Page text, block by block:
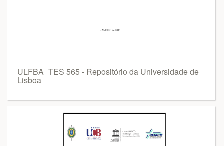
ULFBA_TES 565 - Repositório da Universidade de
Lisboa